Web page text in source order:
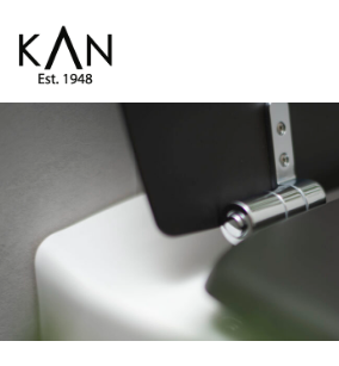
Inhalt
springen
KAN
Exklusive Toilettenstuhl von Kandre